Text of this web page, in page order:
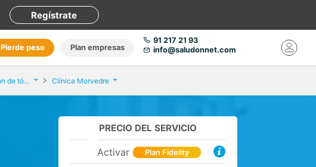
Regístrate
Pierde peso Plan empresas
91 217 21 93
info@saludonnet.com
Radiografía. Una proyección de tórax Clínica Morvedre
PRECIO DEL SERVICIO
Activar Plan Fidelity